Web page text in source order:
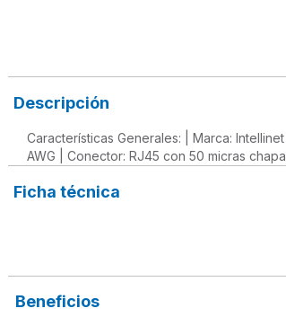
Descripción
Características Generales: | Marca:
AWG | Conector: RJ45 con 50 micras
Ficha técnica
Beneficios